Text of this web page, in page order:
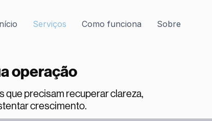
Serviços Como funciona Sobre
operação
que precisam recuperar clareza,
crescimento.